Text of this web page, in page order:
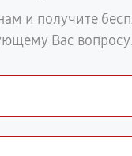
и получите
Вас вопросу.